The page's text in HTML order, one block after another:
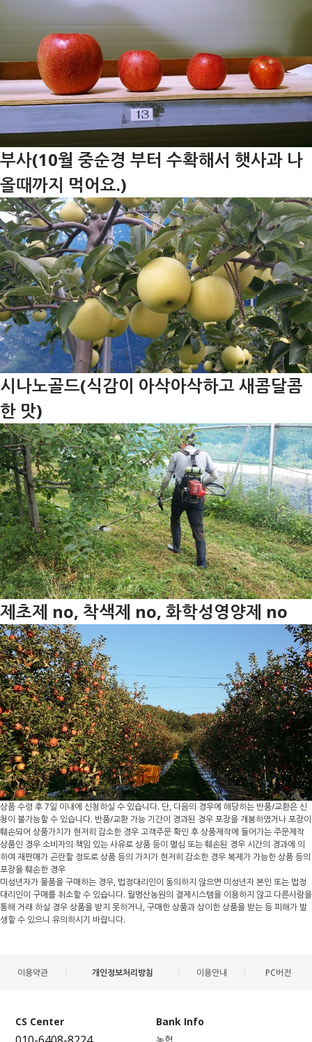
부사(10월 중순경 부터 수확해서 햇사과 나
올때까지 먹어요.)
시나노골드(식감이 아삭아삭하고 새콤달콤
한 맛)
제초제 no, 착색제 no, 화학성영양제 no
상품 수령 후 7일 이내에 신청하실 수 있습니다. 단, 다음의 경우에 해당하는 반품/교환은 신
청이 불가능할 수 있습니다. 반품/교환 가능 기간이 경과된 경우 포장을 개봉하였거나 포장이
훼손되어 상품가치가 현저히 감소한 경우 고객주문 확인 후 상품제작에 들어가는 주문제작
상품인 경우 소비자의 책임 있는 사유로 상품 등이 멸심 또는 훼손된 경우 시간의 경과에 의
하여 재판매가 곤란할 정도로 상품 등의 가치가 현저히 감소한 경우 복제가 가능한 상품 등의
포장을 훼손한 경우
미성년자가 물품을 구매하는 경우, 법정대리인이 동의하지 않으면 미성년자 본인 또는 법정
대리인이 구매를 취소할 수 있습니다. 월명산농원의 결제시스템을 이용하지 않고 다른사람을
통해 거래 하실 경우 상품을 받지 못하거나, 구매한 상품과 상이한 상품을 받는 등 피해가 발
생할 수 있으니 유의하시기 바랍니다.
이용약관 개인정보처리방침 이용안내 PC버전
CS Center Bank Info